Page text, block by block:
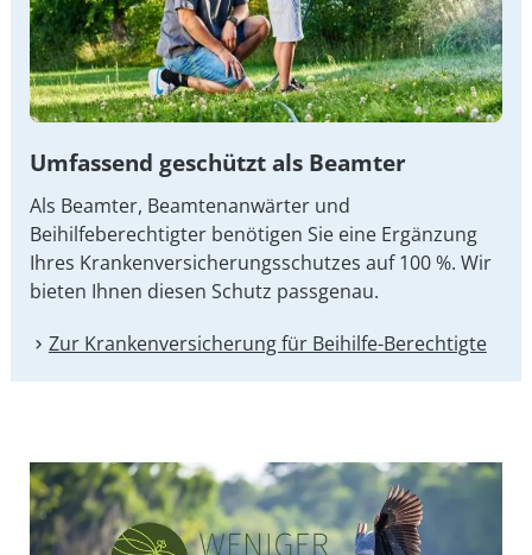
Umfassend geschützt als Beamter
Als Beamter, Beamtenanwärter und
Beihilfeberechtigter benötigen Sie eine Ergänzung
Ihres Kran­ken­ver­si­che­rungs­schut­zes auf 100 %. Wir
bieten Ihnen diesen Schutz passgenau.
Zur Kranken­versicherung für Beihilfe-Berechtigte